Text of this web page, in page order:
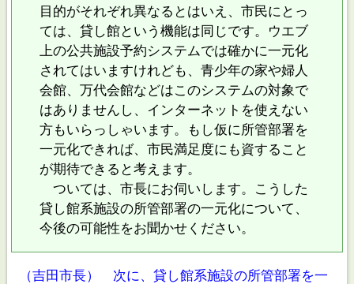
目的がそれぞれ異なるとはいえ、市民にとっ
ては、貸し館という機能は同じです。ウエブ
上の公共施設予約システムでは確かに一元化
されてはいますけれども、青少年の家や婦人
会館、万代会館などはこのシステムの対象で
はありませんし、インターネットを使えない
方もいらっしゃいます。もし仮に所管部署を
一元化できれば、市民満足度にも資すること
が期待できると考えます。
ついては、市長にお伺いします。こうした
貸し館系施設の所管部署の一元化について、
今後の可能性をお聞かせください。
（吉田市長） 次に、貸し館系施設の所管部署を一